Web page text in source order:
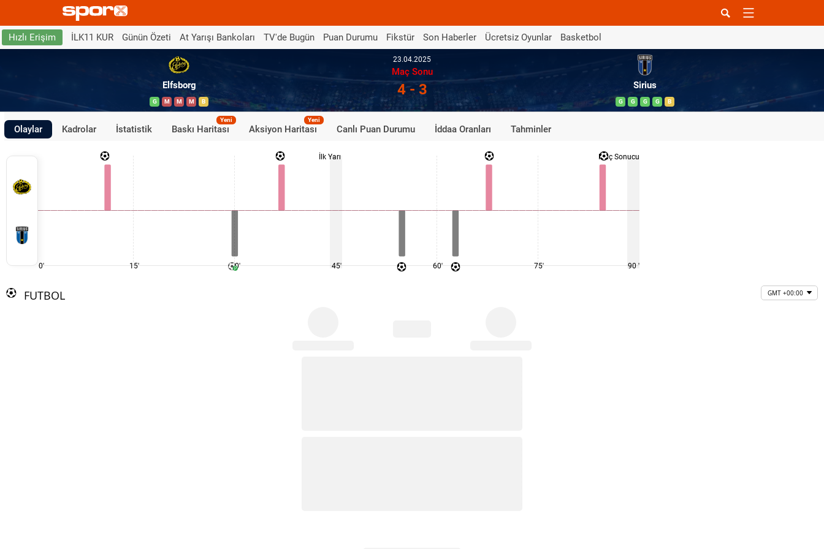
Hızlı Erişim İLK11 KUR Günün Özeti At Yarışı Bankoları TV'de Bugün Puan Durumu Fikstür Son Haberler Ücretsiz Oyunlar Basketbol
Elfsborg
G M M M B
23.04.2025
Maç Sonu
4 - 3 Sirius
G G G G B
Olaylar Kadrolar İstatistik Baskı Haritası
Yeni
Aksiyon Haritası
Yeni
Canlı Puan Durumu İddaa Oranları Tahminler
0' 15' 30'
İlk Yarı
45' 60' 75'
Maç Sonucu
90 '
FUTBOL GMT +00:00